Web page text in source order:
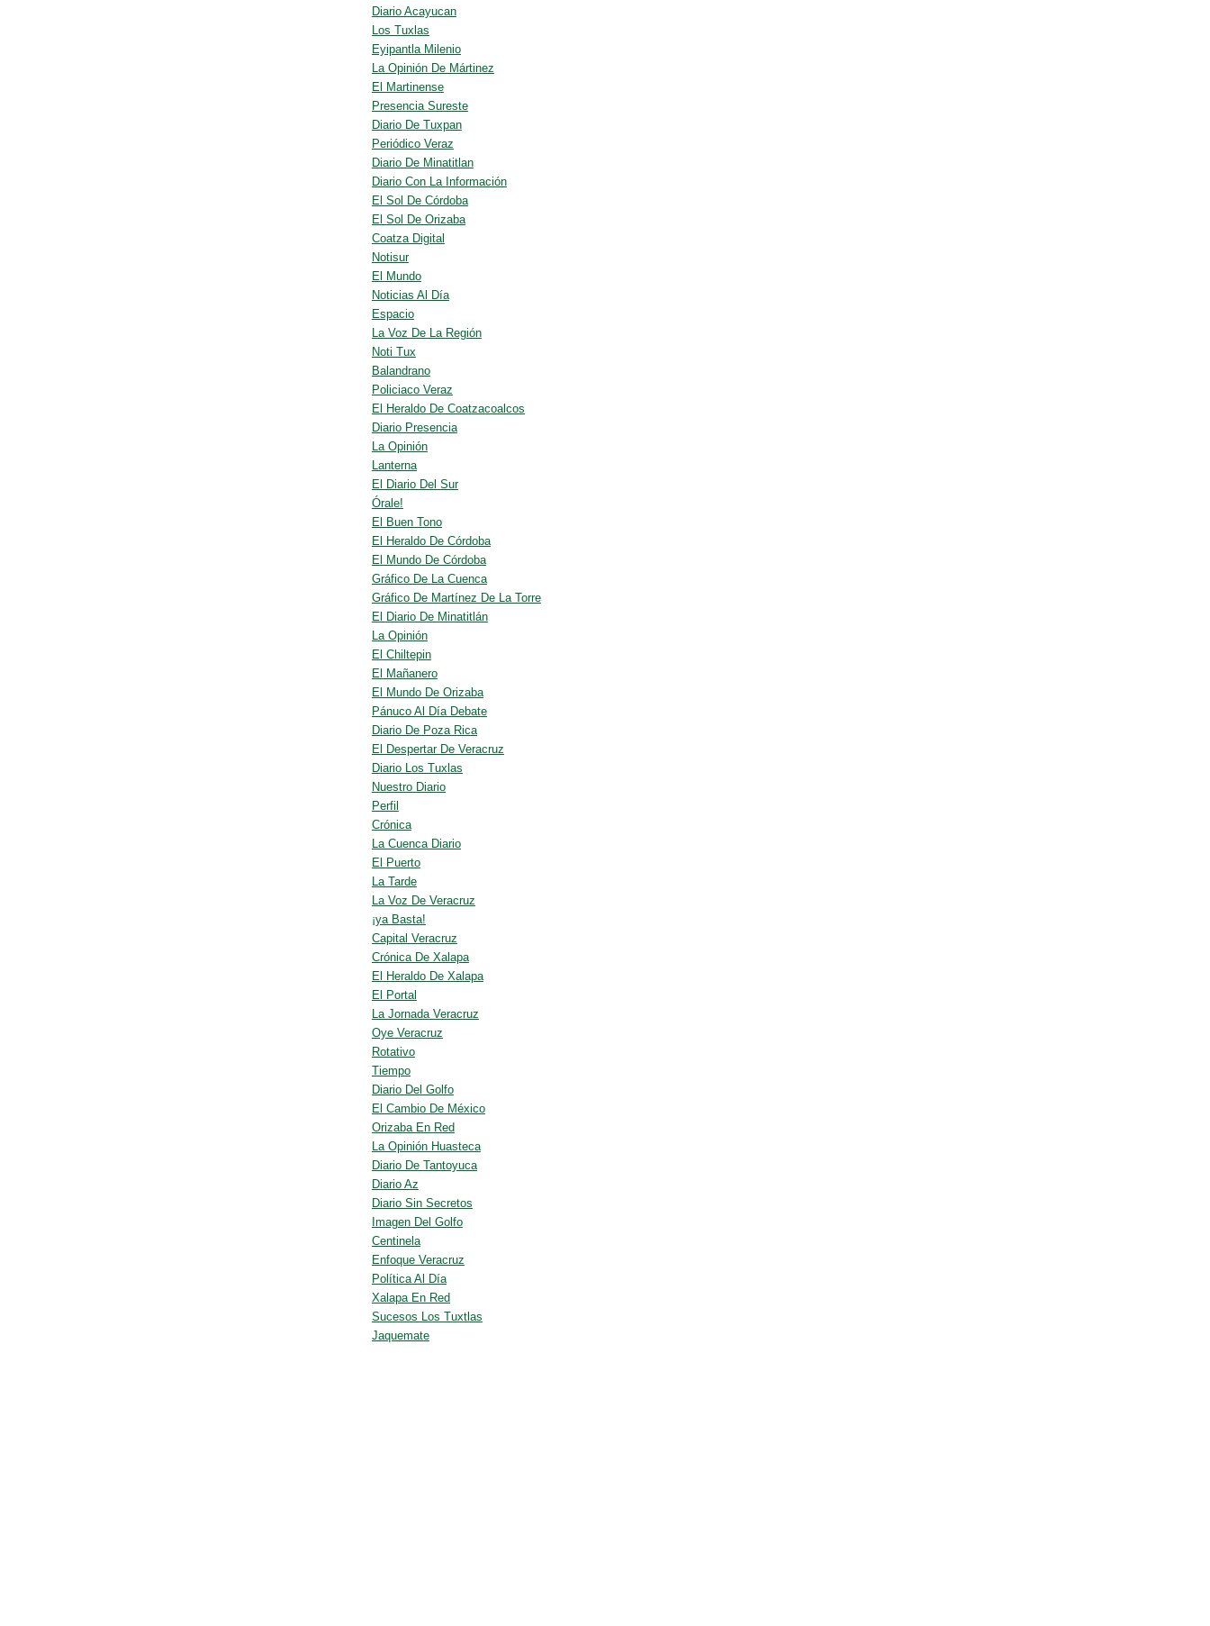
Diario Acayucan
Los Tuxlas
Eyipantla Milenio
La Opinión De Mártinez
El Martinense
Presencia Sureste
Diario De Tuxpan
Periódico Veraz
Diario De Minatitlan
Diario Con La Información
El Sol De Córdoba
El Sol De Orizaba
Coatza Digital
Notisur
El Mundo
Noticias Al Día
Espacio
La Voz De La Región
Noti Tux
Balandrano
Policiaco Veraz
El Heraldo De Coatzacoalcos
Diario Presencia
La Opinión
Lanterna
El Diario Del Sur
Órale!
El Buen Tono
El Heraldo De Córdoba
El Mundo De Córdoba
Gráfico De La Cuenca
Gráfico De Martínez De La Torre
El Diario De Minatitlán
La Opinión
El Chiltepin
El Mañanero
El Mundo De Orizaba
Pánuco Al Día Debate
Diario De Poza Rica
El Despertar De Veracruz
Diario Los Tuxlas
Nuestro Diario
Perfil
Crónica
La Cuenca Diario
El Puerto
La Tarde
La Voz De Veracruz
¡ya Basta!
Capital Veracruz
Crónica De Xalapa
El Heraldo De Xalapa
El Portal
La Jornada Veracruz
Oye Veracruz
Rotativo
Tiempo
Diario Del Golfo
El Cambio De México
Orizaba En Red
La Opinión Huasteca
Diario De Tantoyuca
Diario Az
Diario Sin Secretos
Imagen Del Golfo
Centinela
Enfoque Veracruz
Política Al Día
Xalapa En Red
Sucesos Los Tuxtlas
Jaquemate